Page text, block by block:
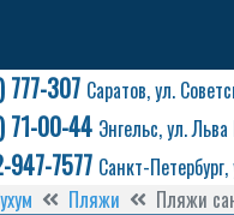
307 Саратов, ул.
71-00-44 Энгельс, ул.
947-7577 Санкт-
Пляжи Пляжи